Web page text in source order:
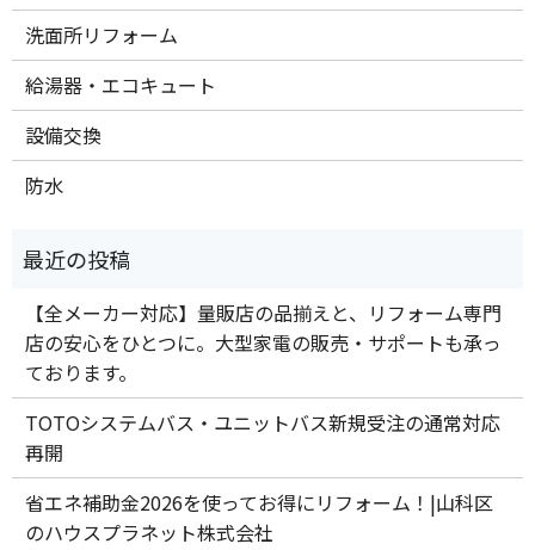
洗面所リフォーム
給湯器・エコキュート
設備交換
防水
【全メーカー対応】量販店の品揃えと、リフォーム専門
店の安心をひとつに。大型家電の販売・サポートも承っ
ております。
TOTOシステムバス・ユニットバス新規受注の通常対応
再開
省エネ補助金2026を使ってお得にリフォーム！|山科区
のハウスプラネット株式会社